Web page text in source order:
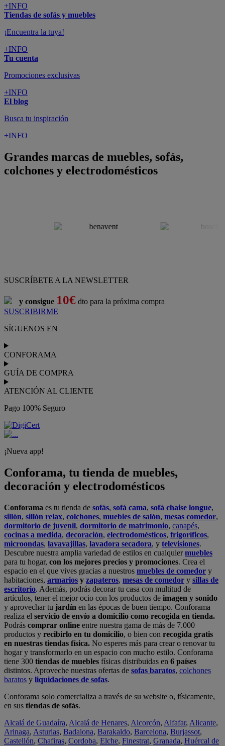
+INFO
Tiendas de sofás y muebles
¡Encuentra la tuya!
+INFO
Tu cuenta
Promociones exclusivas
+INFO
El blog
Busca tu inspiración
+INFO
Grandes marcas de muebles, sofás,
colchones y electrodomésticos
SUSCRÍBETE A LA NEWSLETTER
y consigue 10€ dto para la próxima compra
SUSCRIBIRME
SÍGUENOS EN
CONFORAMA
GUÍA DE COMPRA
ATENCIÓN AL CLIENTE
Pago 100% Seguro
¡Nueva app!
Conforama, tu tienda de muebles,
decoración y electrodomésticos
Conforama es tu tienda de sofás, sofá cama, sofá chaise longue,
sillón, sillón relax, colchones, muebles de salón, mesas comedor,
dormitorio de juvenil, dormitorio de matrimonio, canapés,
cocinas a medida, decoración, electrodomésticos, frigoríficos,
microondas, lavavajillas, lavadora secadora, y televisiones.
Descubre nuestra amplia variedad de estilos en cualquiermuebles
para tu hogar, con los mejores precios y promociones. Crea el
espacio en el que vives gracias a nuestros muebles de comedor y
habitaciones, armarios y zapateros, mesas de comedor y sillas de
escritorio. Además, podrás decorar tu casa con multitud de
artículos, tener el mejor ocio con los productos de imagen y sonido
y aprovechar tu jardín en las épocas de buen tiempo. Conforama
realiza el servicio de envío a domicilio como recogida en tienda.
Podrás comprar online entre nuestra gama de más de 7.000
productos y recibirlo en tu domicilio, o bien con recogida gratis
en nuestras tiendas física. No esperes más para crear o renovar tu
hogar y transformarlo en un espacio con mucho estilo. Conforama
tiene 300 tiendas de muebles físicas distribuidas en 6 países
distintos. Aproveche nuestras ofertas de sofas baratos, colchones
baratos y liquidaciones de sofas.
Conforama solo comercializa a través de su website o, físicamente,
en sus tiendas de sofás.
Alcalá de Guadaíra, Alcalá de Henares, Alcorcón, Alfafar, Alicante,
Arinaga, Asturias, Badalona, Barakaldo, Barcelona, Burjassot,
Castellón, Chafiras, Cordoba, Elche, Finestrat, Granada, Huércal de